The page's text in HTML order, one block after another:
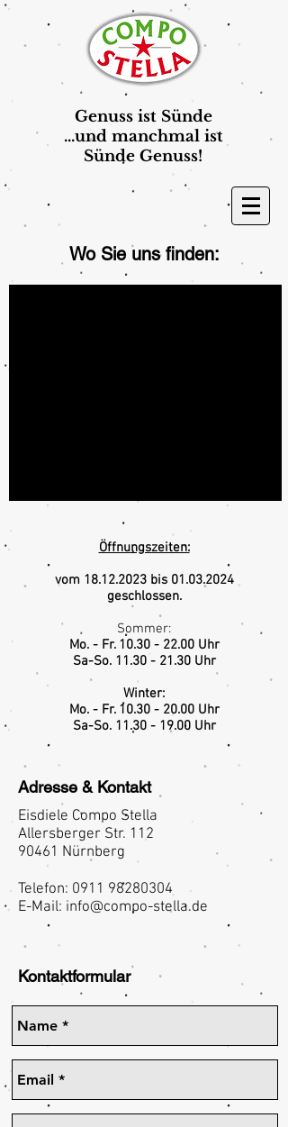
Genuss ist Sünde
...und manchmal ist
Sünde Genuss!
Wo Sie uns finden:
Öffnungszeiten:
vom 18.12.2023bis 01.03.2024
geschlossen.
Sommer:
Mo. - Fr. 10.30 - 22.00Uhr
Sa-So. 11.30 - 21.30Uhr
Winter:
Mo. - Fr. 10.30 - 20.00 Uhr
Sa-So. 11.30 - 19.00Uhr
Adresse & Kontakt
Eisdiele Compo Stella
Allersberger Str. 112
90461 Nürnberg
Telefon: 0911 98280304
E-Mail: info@compo-stella.de
Kontaktformular